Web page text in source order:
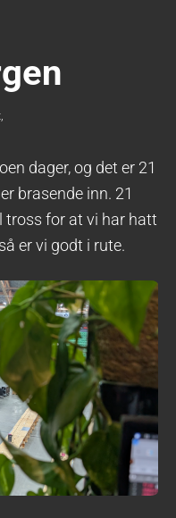
dager, og det er 21
brasende inn. 21
tross for at vi har hatt
er vi godt i rute.